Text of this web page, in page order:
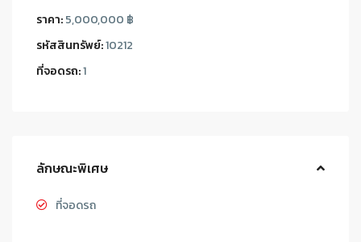
ราคา:5,000,000 ฿
รหัสสินทรัพย์:10212
ที่จอดรถ:1
ลักษณะพิเศษ
ที่จอดรถ